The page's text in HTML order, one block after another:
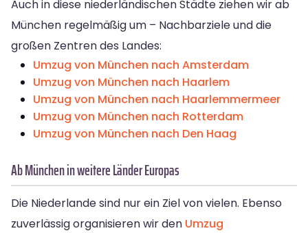
Auch in diese niederländischen Städte ziehen wir ab
München regelmäßig um – Nachbarziele und die
großen Zentren des Landes:
Umzug von München nach Amsterdam
Umzug von München nach Haarlem
Umzug von München nach Haarlemmermeer
Umzug von München nach Rotterdam
Umzug von München nach Den Haag
Ab München in weitere Länder Europas
Die Niederlande sind nur ein Ziel von vielen. Ebenso
zuverlässig organisieren wir den Umzug